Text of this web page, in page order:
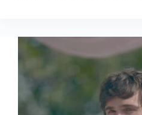
Neo-
Noir
Retorna